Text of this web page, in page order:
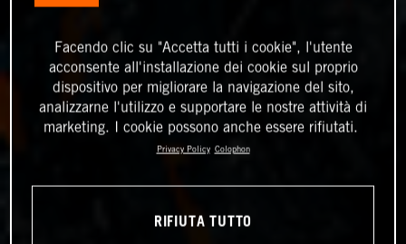
Facendo clic su "Accetta tutti i cookie", l'utente
acconsente all'installazione dei cookie sul proprio
dispositivo per migliorare la navigazione del sito,
analizzarne l'utilizzo e supportare le nostre attività di
marketing. I cookie possono anche essere rifiutati.
Privacy Policy Colophon
RIFIUTA TUTTO